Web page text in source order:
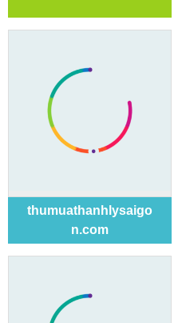
thumuathanhlysaigo
n.com